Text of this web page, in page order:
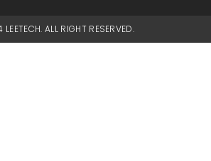
ALL RIGHT RESERVED.